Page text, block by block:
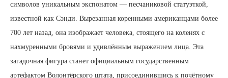
символов уникальным экспонатом — песчаниковой статуэткой,
известной как Сэнди. Вырезанная коренными американцами более
700 лет назад, она изображает человека, стоящего на коленях с
нахмуренными бровями и удивлённым выражением лица. Эта
загадочная фигура станет официальным государственным
артефактом Волонтёрского штата, присоединившись к почётному